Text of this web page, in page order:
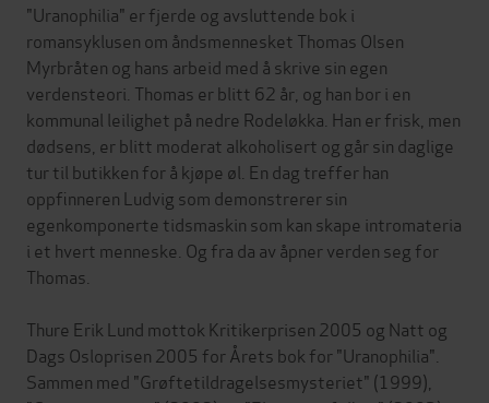
"Uranophilia" er fjerde og avsluttende bok i
romansyklusen om åndsmennesket Thomas Olsen
Myrbråten og hans arbeid med å skrive sin egen
verdensteori. Thomas er blitt 62 år, og han bor i en
kommunal leilighet på nedre Rodeløkka. Han er frisk, men
dødsens, er blitt moderat alkoholisert og går sin daglige
tur til butikken for å kjøpe øl. En dag treffer han
oppfinneren Ludvig som demonstrerer sin
egenkomponerte tidsmaskin som kan skape intromateria
i et hvert menneske. Og fra da av åpner verden seg for
Thomas.
Thure Erik Lund mottok Kritikerprisen 2005 og Natt og
Dags Osloprisen 2005 for Årets bok for "Uranophilia".
Sammen med "Grøftetildragelsesmysteriet" (1999),